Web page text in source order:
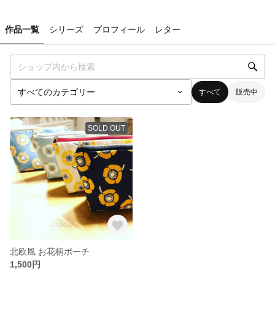
作品一覧 シリーズ プロフィール レター
すべて 販売中
SOLD OUT
北欧風 お花柄ポーチ
1,500円